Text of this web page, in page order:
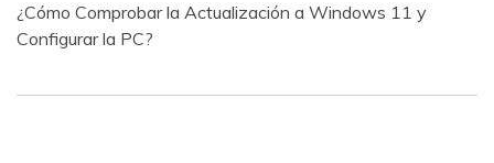
¿Cómo Comprobar la Actualización a Windows 11 y
Configurar la PC?